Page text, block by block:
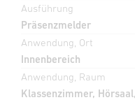
Ausführung
Präsenzmelder
Anwendung, Ort
Innenbereich
Anwendung, Raum
Klassenzimmer,